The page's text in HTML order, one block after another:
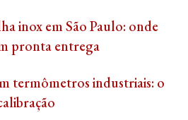
inox em São Paulo: onde
pronta entrega
termômetros industriais: o